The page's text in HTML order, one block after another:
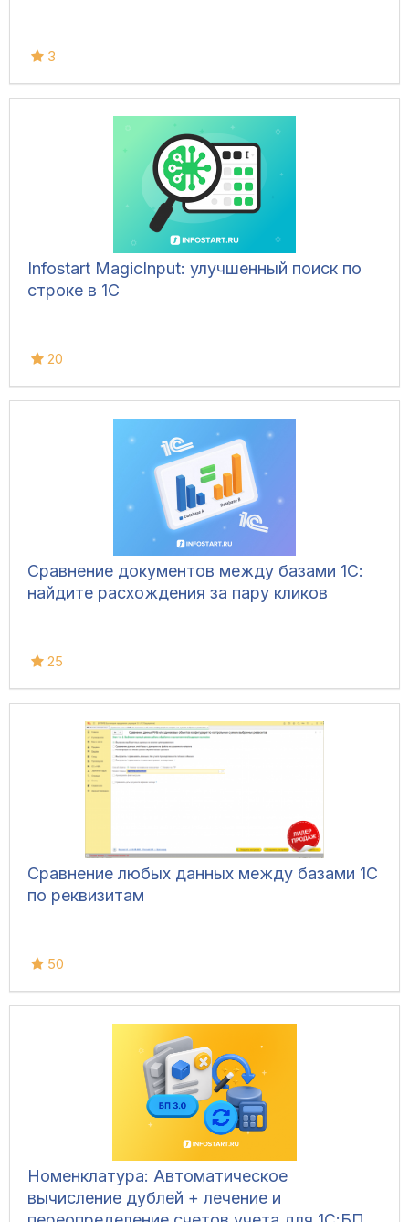
3
Infostart MagicInput: улучшенный поиск по
строке в 1С
20
Сравнение документов между базами 1С:
найдите расхождения за пару кликов
25
Сравнение любых данных между базами 1С
по реквизитам
50
Номенклатура: Автоматическое
вычисление дублей + лечение и